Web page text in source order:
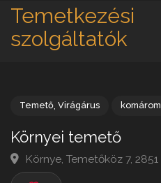
Temetkezési
szolgáltatók
Környei temető
Környe, Temetőköz 7,